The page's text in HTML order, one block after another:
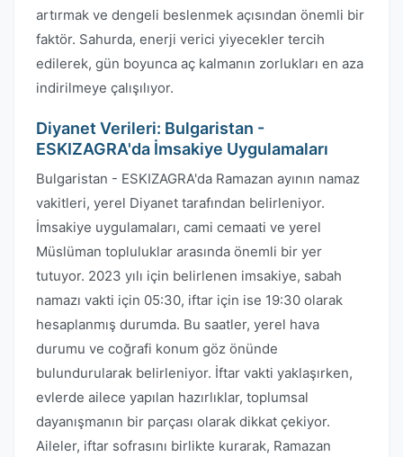
artırmak ve dengeli beslenmek açısından önemli bir
faktör. Sahurda, enerji verici yiyecekler tercih
edilerek, gün boyunca aç kalmanın zorlukları en aza
indirilmeye çalışılıyor.
Diyanet Verileri: Bulgaristan -
ESKIZAGRA'da İmsakiye Uygulamaları
Bulgaristan - ESKIZAGRA'da Ramazan ayının namaz
vakitleri, yerel Diyanet tarafından belirleniyor.
İmsakiye uygulamaları, cami cemaati ve yerel
Müslüman topluluklar arasında önemli bir yer
tutuyor. 2023 yılı için belirlenen imsakiye, sabah
namazı vakti için 05:30, iftar için ise 19:30 olarak
hesaplanmış durumda. Bu saatler, yerel hava
durumu ve coğrafi konum göz önünde
bulundurularak belirleniyor. İftar vakti yaklaşırken,
evlerde ailece yapılan hazırlıklar, toplumsal
dayanışmanın bir parçası olarak dikkat çekiyor.
Aileler, iftar sofrasını birlikte kurarak, Ramazan